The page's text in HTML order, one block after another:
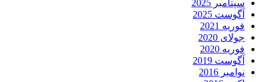
سپتامبر 2025
آگوست 2025
فوریه 2021
جولای 2020
فوریه 2020
آگوست 2019
نوامبر 2016